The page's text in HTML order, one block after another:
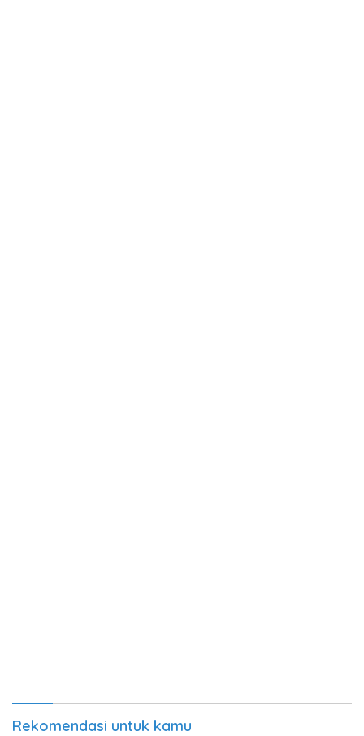
Rekomendasi untuk kamu